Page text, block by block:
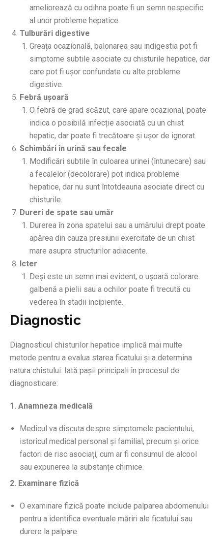
ameliorează cu odihna poate fi un semn nespecific
al unor probleme hepatice.
Tulburări digestive
Greața ocazională, balonarea sau indigestia pot fi
simptome subtile asociate cu chisturile hepatice, dar
care pot fi ușor confundate cu alte probleme
digestive.
Febră ușoară
O febră de grad scăzut, care apare ocazional, poate
indica o posibilă infecție asociată cu un chist
hepatic, dar poate fi trecătoare și ușor de ignorat.
Schimbări în urină sau fecale
Modificări subtile în culoarea urinei (întunecare) sau
a fecalelor (decolorare) pot indica probleme
hepatice, dar nu sunt întotdeauna asociate direct cu
chisturile.
Dureri de spate sau umăr
Durerea în zona spatelui sau a umărului drept poate
apărea din cauza presiunii exercitate de un chist
mare asupra structurilor adiacente.
Icter
Deși este un semn mai evident, o ușoară colorare
galbenă a pielii sau a ochilor poate fi trecută cu
vederea în stadii incipiente.
Diagnostic
Diagnosticul chisturilor hepatice implică mai multe
metode pentru a evalua starea ficatului și a determina
natura chistului. Iată pașii principali în procesul de
diagnosticare:
1. Anamneza medicală
Medicul va discuta despre simptomele pacientului,
istoricul medical personal și familial, precum și orice
factori de risc asociați, cum ar fi consumul de alcool
sau expunerea la substanțe chimice.
2. Examinare fizică
O examinare fizică poate include palparea abdomenului
pentru a identifica eventuale măriri ale ficatului sau
durere la palpare.